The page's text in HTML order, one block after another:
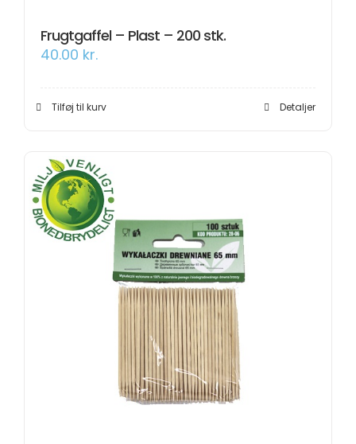
Frugtgaffel – Plast – 200 stk.
40.00 kr.
Tilføj til kurv Detaljer